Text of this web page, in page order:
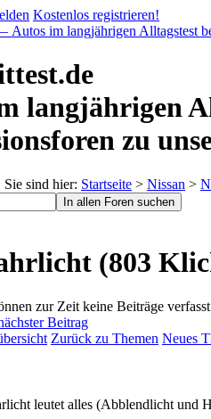
Kostenlos registrieren!
langjährigen
zu
Sie sind hier: Startseite > Nissan >
(803
zur Zeit keine Beiträge
Beitrag
Zurück zu Themen Neues
leutet alles (Abblendlicht und